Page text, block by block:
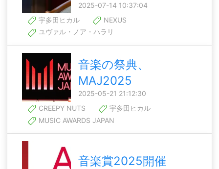
2025-07-14 10:37:04
宇多田ヒカル
NEXUS
ユヴァル・ノア・ハラリ
音楽の祭典、
MAJ2025
2025-05-21 21:12:30
CREEPY NUTS
宇多田ヒカル
MUSIC AWARDS JAPAN
音楽賞2025開催